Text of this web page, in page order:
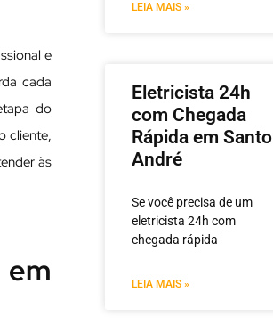
e
cada
do
cliente,
às
LEIA MAIS »
Eletricista 24h
com Chegada
Rápida em Santo
André
Se você precisa de um
eletricista 24h com
chegada rápida
LEIA MAIS »